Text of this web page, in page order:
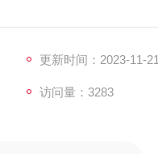
更新时间：2023-11-21
访问量：3283